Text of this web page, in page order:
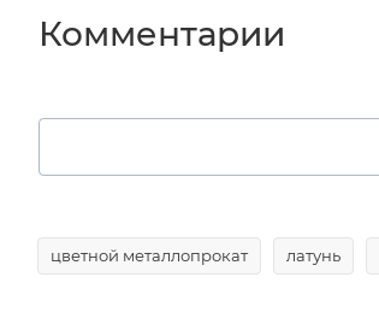
Комментарии
цветной металлопрокат латунь